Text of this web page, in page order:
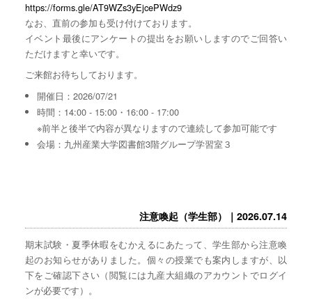
https://forms.gle/AT9WZs3yEjcePWdz9
なお、直前の参加も受け付けております。
イベント最後にアンケートの提出をお願いしますのでご回答い
ただけますと幸いです。
ご来館お待ちしております。
開催日：2026/07/21
時間：14:00 - 15:00・16:00 - 17:00
※前半と後半で内容が異なりますので連続して参加可能です
会場：九州産業大学図書館3階グループ学習室３
注意喚起（学生部）｜2026.07.14
期末試験・夏季休暇をむかえるにあたって、学生部から注意喚
起のお知らせがありました。個々の授業でも案内しますが、以
下をご確認下さい（閲覧には九産大組織のアカウントでログイ
ンが必要です）。